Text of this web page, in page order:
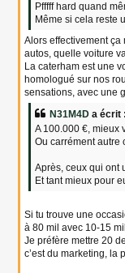
Pfffff hard quand
Même si cela reste
Alors effectivement ça
autos, quelle voiture
La caterham est une
homologué sur nos
sensations, avec une
N31M4D a écrit :
A 100.000 €, mieux
Ou carrément autre
Après, ceux qui ont
Et tant mieux pour
Si tu trouve une
à 80 mil avec 10-15
Je préfère mettre 20
c’est du marketing,